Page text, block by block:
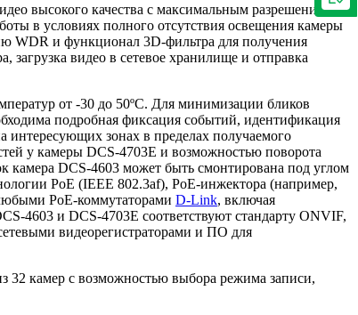
высокого качества с максимальным разрешением до
в условиях полного отсутствия освещения камеры
WDR и функционал 3D-фильтра для получения
видео в сетевое хранилище и отправка
от -30 до 50ºС. Для минимизации бликов
подробная фиксация событий, идентификация
зонах в пределах получаемого
у камеры DCS-4703E и возможностью поворота
камера DCS-4603 может быть смонтирована под углом
PoE (IEEE 802.3af), PoE-инжектора (например,
PoE-коммутаторами D-Link, включая
4603 и DCS-4703E соответствуют стандарту ONVIF,
видеорегистраторами и ПО для
32 камер с возможностью выбора режима записи,